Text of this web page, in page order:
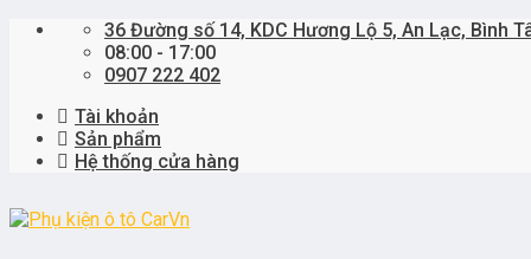
Skip
36 Đường số 14, KDC Hương Lộ 5, An Lạc, Bình
08:00 - 17:00
0907 222 402
Tài khoản
Sản phẩm
Hệ thống cửa hàng